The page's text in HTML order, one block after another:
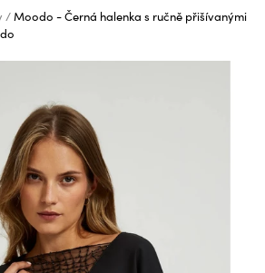
Moodo - Černá halenka s ručně přišívanými